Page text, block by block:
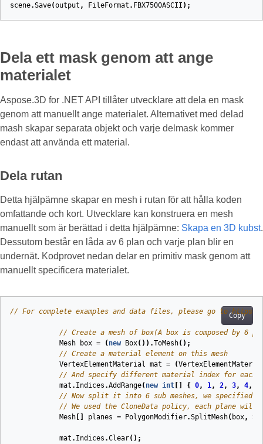
scene.Save(output , FileFormat . FBX7500ASCII );
Dela ett mask genom att ange
materialet
Aspose.3D for .NET API tillåter utvecklare att dela en mask
genom att manuellt ange materialet. Alternativet med delad
mash skapar separata objekt och varje delmask kommer
endast att använda ett material.
Dela rutan
Detta hjälpämne skapar en mesh i rutan för att hålla koden
omfattande och kort. Utvecklare kan konstruera en mesh
manuellt som är berättad i detta hjälpämne: Skapa en 3D kubst.
Dessutom består en låda av 6 plan och varje plan blir en
undernät. Kodprovet nedan delar en primitiv mask genom att
manuellt specificera materialet.
Copy
// For complete examples and data files, please go to https://
// Create a mesh of box(A box is composed by 6
Mesh
box = ( new Box()).ToMesh();
// Create a material element on this mesh
VertexElementMaterial mat = (
// And specify different material index for each
mat . Indices .AddRange( new int { 0, 1, 2, 3, 4,
// Now split it into 6 sub meshes, we specified 6
// We used the CloneData policy, each plane
Mesh
planes = PolygonModifier.SplitMesh( box,
mat . Indices .Clear();